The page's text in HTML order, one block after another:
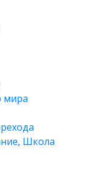
мира
Школа